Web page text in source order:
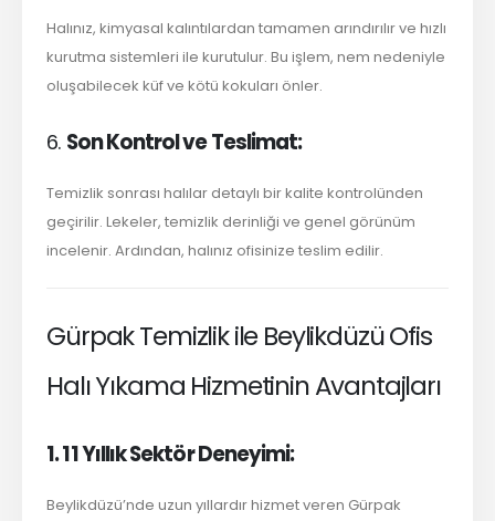
Halınız, kimyasal kalıntılardan tamamen arındırılır ve hızlı
kurutma sistemleri ile kurutulur. Bu işlem, nem nedeniyle
oluşabilecek küf ve kötü kokuları önler.
6. Son Kontrol ve Teslimat:
Temizlik sonrası halılar detaylı bir kalite kontrolünden
geçirilir. Lekeler, temizlik derinliği ve genel görünüm
incelenir. Ardından, halınız ofisinize teslim edilir.
Gürpak Temizlik ile Beylikdüzü Ofis
Halı Yıkama Hizmetinin Avantajları
1. 11 Yıllık Sektör Deneyimi:
Beylikdüzü’nde uzun yıllardır hizmet veren Gürpak